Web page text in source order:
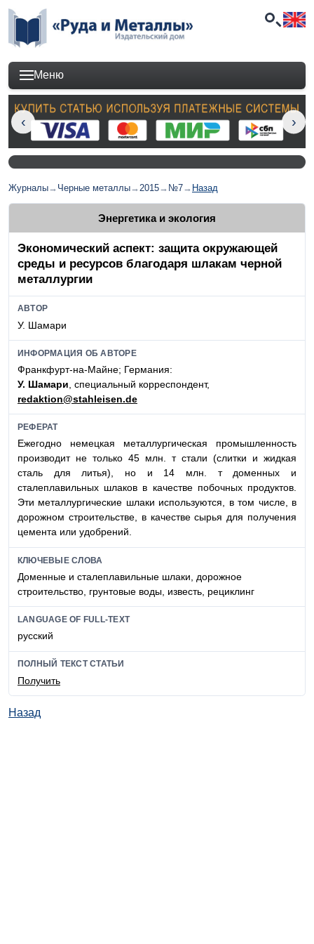
Меню
Журналы→ Черные металлы→2015→ №7→ Назад
Энергетика и экология
Экономический аспект: защита окружающей
среды и ресурсов благодаря шлакам черной
металлургии
АВТОР
У. Шамари
ИНФОРМАЦИЯ ОБ АВТОРЕ
Франкфурт-на-Майне; Германия:
У. Шамари , специальный корреспондент,
redaktion@stahleisen.de
РЕФЕРАТ
Ежегодно немецкая металлургическая промышленность
производит не только 45 млн. т стали (слитки и жидкая
сталь для литья), но и 14 млн. т доменных и
сталеплавильных шлаков в качестве побочных продуктов.
Эти металлургические шлаки используются, в том числе, в
дорожном строительстве, в качестве сырья для получения
цемента или удобрений.
КЛЮЧЕВЫЕ СЛОВА
Доменные и сталеплавильные шлаки, дорожное
строительство, грунтовые воды, известь, рециклинг
LANGUAGE OF FULL-TEXT
русский
ПОЛНЫЙ ТЕКСТ СТАТЬИ
Получить
Назад